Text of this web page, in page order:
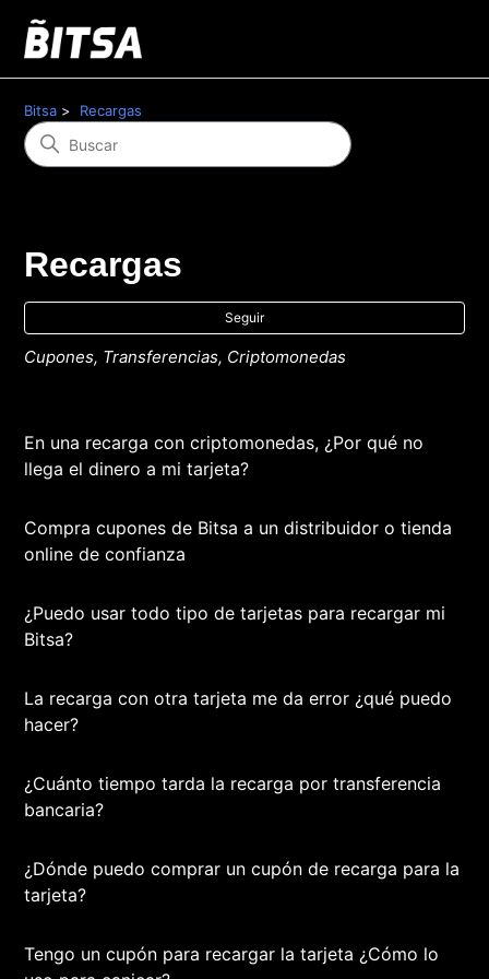
Bitsa Recargas
Recargas
Seguir
Cupones, Transferencias, Criptomonedas
En una recarga con criptomonedas, ¿Por qué no
llega el dinero a mi tarjeta?
Compra cupones de Bitsa a un distribuidor o tienda
online de confianza
¿Puedo usar todo tipo de tarjetas para recargar mi
Bitsa?
La recarga con otra tarjeta me da error ¿qué puedo
hacer?
¿Cuánto tiempo tarda la recarga por transferencia
bancaria?
¿Dónde puedo comprar un cupón de recarga para la
tarjeta?
Tengo un cupón para recargar la tarjeta ¿Cómo lo